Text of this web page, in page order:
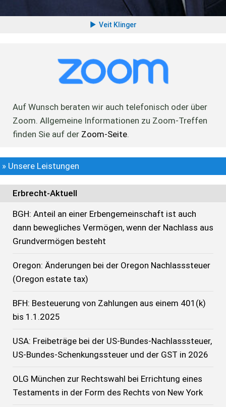
Veit Klinger
Auf Wunsch beraten wir auch telefonisch oder über
Zoom. Allgemeine Informationen zu Zoom-Treffen
finden Sie auf der Zoom-Seite.
» Unsere Leistungen
Erbrecht-Aktuell
BGH: Anteil an einer Erbengemeinschaft ist auch
dann bewegliches Vermögen, wenn der Nachlass aus
Grundvermögen besteht
Oregon: Änderungen bei der Oregon Nachlasssteuer
(Oregon estate tax)
BFH: Besteuerung von Zahlungen aus einem 401(k)
bis 1.1.2025
USA: Freibeträge bei der US-Bundes-Nachlasssteuer,
US-Bundes-Schenkungssteuer und der GST in 2026
OLG München zur Rechtswahl bei Errichtung eines
Testaments in der Form des Rechts von New York